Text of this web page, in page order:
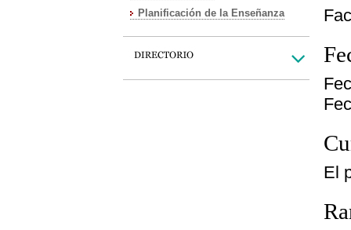
Planificación de la Enseñanza
El